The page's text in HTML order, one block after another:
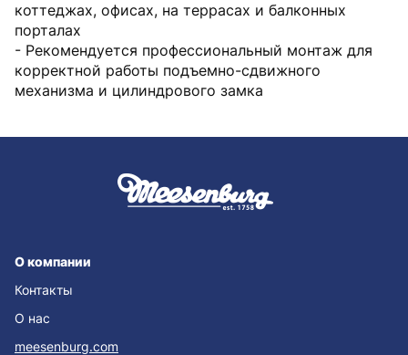
коттеджах, офисах, на террасах и балконных
порталах
- Рекомендуется профессиональный монтаж для
корректной работы подъемно-сдвижного
механизма и цилиндрового замка
О компании
Контакты
О нас
meesenburg.com